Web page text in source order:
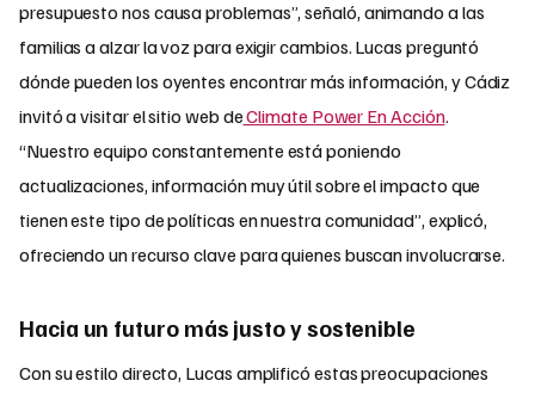
presupuesto nos causa problemas”, señaló, animando a las
familias a alzar la voz para exigir cambios. Lucas preguntó
dónde pueden los oyentes encontrar más información, y Cádiz
invitó a visitar el sitio web deClimate Power En Acción.
“Nuestro equipo constantemente está poniendo
actualizaciones, información muy útil sobre el impacto que
tienen este tipo de políticas en nuestra comunidad”, explicó,
ofreciendo un recurso clave para quienes buscan involucrarse.
Hacia un futuro más justo y sostenible
Con su estilo directo, Lucas amplificó estas preocupaciones